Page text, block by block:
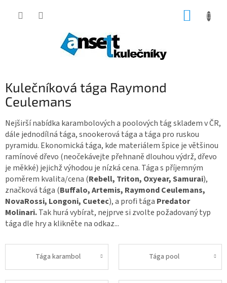
Kulečníková tága Raymond
Ceulemans
Nejširší nabídka karambolových a poolových tág skladem v ČR,
dále jednodílná tága, snookerová tága a tága pro ruskou
pyramidu. Ekonomická tága, kde materiálem špice je většinou
ramínové dřevo (neočekávejte přehnaně dlouhou výdrž, dřevo
je měkké) jejichž výhodou je nízká cena. Tága s příjemným
poměrem kvalita/cena (Rebell, Triton, Oxyear, Samurai),
značková tága (Buffalo, Artemis, Raymond Ceulemans,
NovaRossi, Longoni, Cuetec), a profi tága Predator
Molinari.Tak hurá vybírat, nejprve si zvolte požadovaný typ
tága dle hry a klikněte na odkaz...
Tága karambol Tága pool